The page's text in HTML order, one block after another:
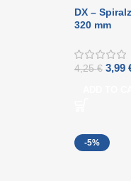
DX –
320 mm
4,25€ 3,99
-5%